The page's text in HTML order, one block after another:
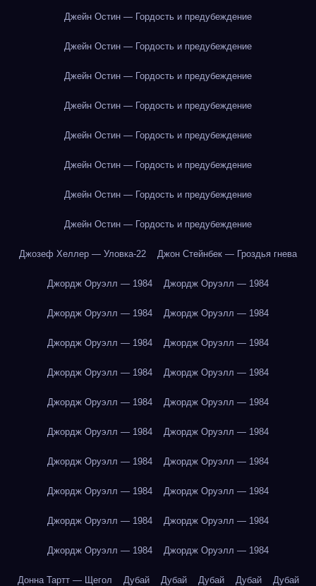
Джейн Остин — Гордость и предубеждение
Джейн Остин — Гордость и предубеждение
Джейн Остин — Гордость и предубеждение
Джейн Остин — Гордость и предубеждение
Джейн Остин — Гордость и предубеждение
Джейн Остин — Гордость и предубеждение
Джейн Остин — Гордость и предубеждение
Джейн Остин — Гордость и предубеждение
Джозеф Хеллер — Уловка-22 Джон Стейнбек — Гроздья гнева
Джордж Оруэлл — 1984 Джордж Оруэлл — 1984
Джордж Оруэлл — 1984 Джордж Оруэлл — 1984
Джордж Оруэлл — 1984 Джордж Оруэлл — 1984
Джордж Оруэлл — 1984 Джордж Оруэлл — 1984
Джордж Оруэлл — 1984 Джордж Оруэлл — 1984
Джордж Оруэлл — 1984 Джордж Оруэлл — 1984
Джордж Оруэлл — 1984 Джордж Оруэлл — 1984
Джордж Оруэлл — 1984 Джордж Оруэлл — 1984
Джордж Оруэлл — 1984 Джордж Оруэлл — 1984
Джордж Оруэлл — 1984 Джордж Оруэлл — 1984
Донна Тартт — Щегол Дубай Дубай Дубай Дубай Дубай